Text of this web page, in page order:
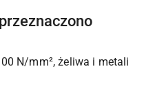
N/mm², żeliwa i metali